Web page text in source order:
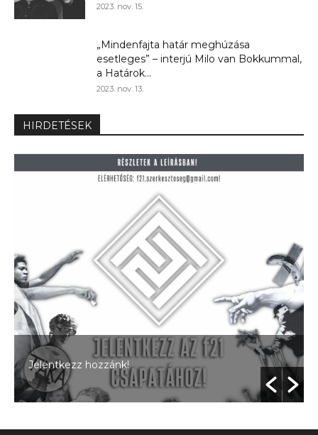
2023. nov. 15.
„Mindenfajta határ meghúzása
esetleges” – interjú Milo van Bokkummal,
a Határok...
2023. nov. 13.
HIRDETÉSEK
Jelentkezz hozzánk!